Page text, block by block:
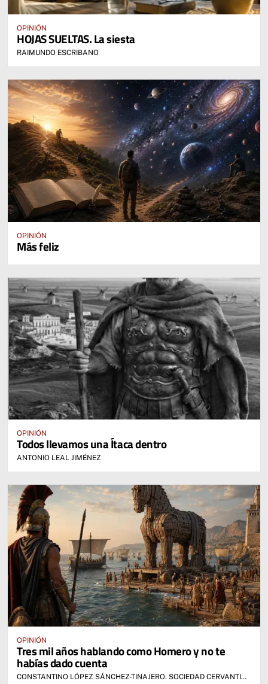
OPINIÓN
HOJAS SUELTAS. La siesta
RAIMUNDO ESCRIBANO
OPINIÓN
Más feliz
OPINIÓN
Todos llevamos una Ítaca dentro
ANTONIO LEAL JIMÉNEZ
OPINIÓN
Tres mil años hablando como Homero y no te
habías dado cuenta
CONSTANTINO LÓPEZ SÁNCHEZ-TINAJERO. SOCIEDAD CERVANTINA DE ALCÁZAR DE SAN JUAN